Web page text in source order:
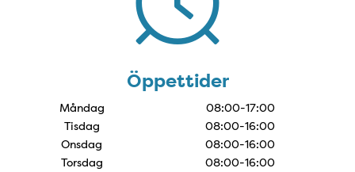
Öppettider
Måndag
08:00-17:00
Tisdag
08:00-16:00
Onsdag
08:00-16:00
Torsdag
08:00-16:00